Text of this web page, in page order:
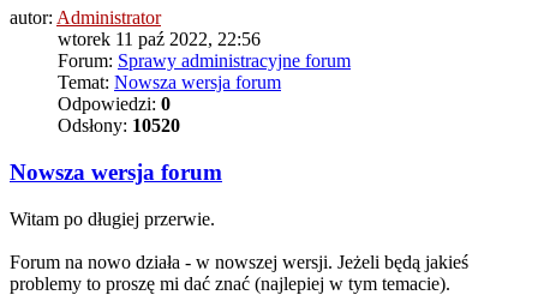
autor: Administrator
wtorek 11 paź 2022, 22:56
Forum: Sprawy administracyjne forum
Temat: Nowsza wersja forum
Odpowiedzi: 0
Odsłony: 10520
Nowsza wersja forum
Witam po długiej przerwie.
Forum na nowo działa - w nowszej wersji. Jeżeli będą jakieś
problemy to proszę mi dać znać (najlepiej w tym temacie).